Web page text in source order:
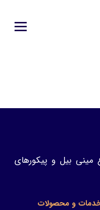
بیل و پیکورهای
و محصولات